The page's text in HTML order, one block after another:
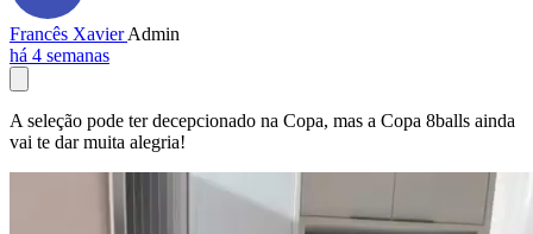
Francês XavierAdmin
há 4 semanas
A seleção pode ter decepcionado na Copa, mas a Copa 8balls ainda
vai te dar muita alegria!